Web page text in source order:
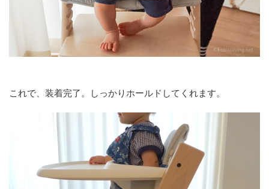
これで、装着完了。しっかりホールドしてくれます。